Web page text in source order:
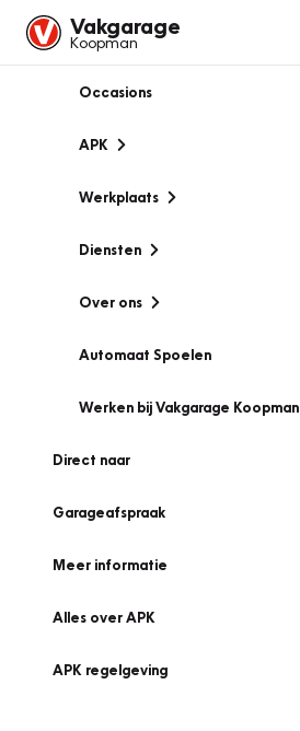
Vakgarage
Koopman
Occasions
APK
Werkplaats
Diensten
Over ons
Automaat Spoelen
Werken bij Vakgarage Koopman
Direct naar
Garageafspraak
Meer informatie
Alles over APK
APK regelgeving